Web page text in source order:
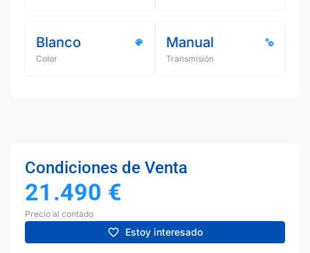
Blanco
Color
Manual
Transmisión
Condiciones de Venta
21.490 €
Precio al contado
Estoy interesado